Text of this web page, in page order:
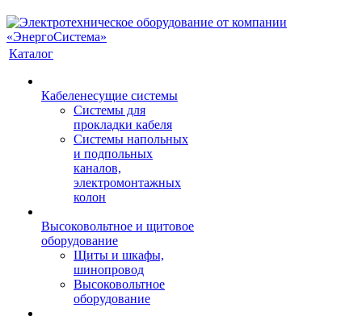
Каталог
Кабеленесущие системы
Системы для
прокладки кабеля
Системы напольных
и подпольных
каналов,
электромонтажных
колон
Высоковольтное и щитовое
оборудование
Щиты и шкафы,
шинопровод
Высоковольтное
оборудование